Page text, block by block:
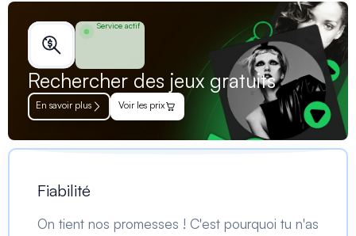
Service actif
Rechercher des jeux gratuits
En savoir plus Voir les prix
Fiabilité
On tient nos promesses ! C'est pourquoi tu n'as